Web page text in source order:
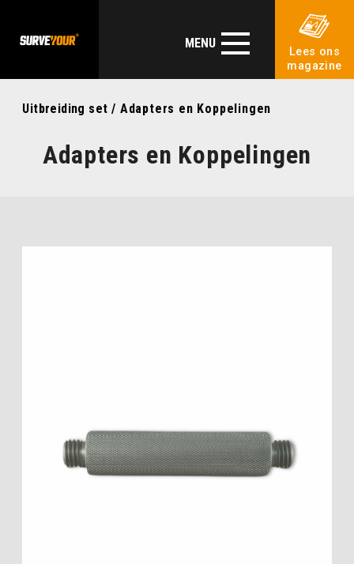
MENU
Lees ons
magazine
Uitbreiding set / Adapters en Koppelingen
Adapters en Koppelingen